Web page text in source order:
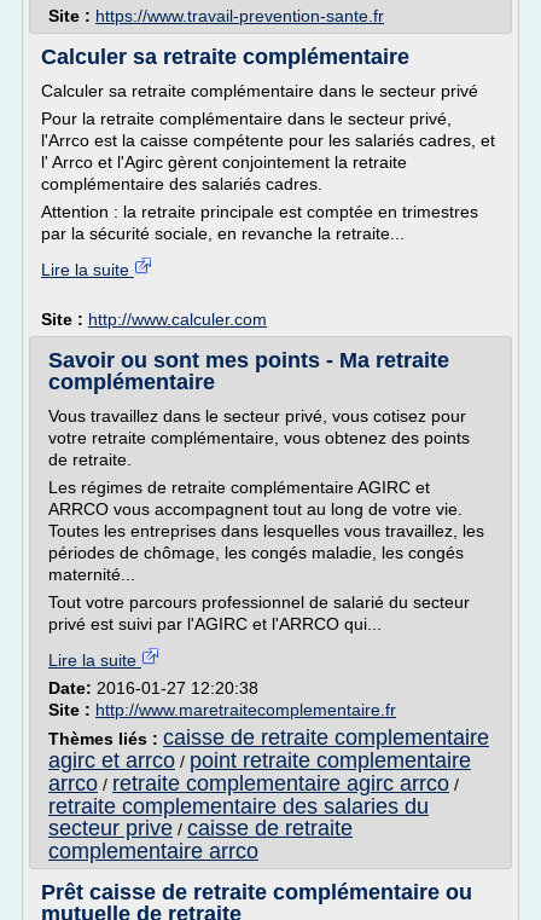
Site : https://www.travail-prevention-sante.fr
Calculer sa retraite complémentaire
Calculer sa retraite complémentaire dans le secteur privé
Pour la retraite complémentaire dans le secteur privé,
l'Arrco est la caisse compétente pour les salariés cadres, et
l' Arrco et l'Agirc gèrent conjointement la retraite
complémentaire des salariés cadres.
Attention : la retraite principale est comptée en trimestres
par la sécurité sociale, en revanche la retraite...
Lire la suite
Site : http://www.calculer.com
Savoir ou sont mes points - Ma retraite
complémentaire
Vous travaillez dans le secteur privé, vous cotisez pour
votre retraite complémentaire, vous obtenez des points
de retraite.
Les régimes de retraite complémentaire AGIRC et
ARRCO vous accompagnent tout au long de votre vie.
Toutes les entreprises dans lesquelles vous travaillez, les
périodes de chômage, les congés maladie, les congés
maternité...
Tout votre parcours professionnel de salarié du secteur
privé est suivi par l'AGIRC et l'ARRCO qui...
Lire la suite
Date: 2016-01-27 12:20:38
Site : http://www.maretraitecomplementaire.fr
Thèmes liés : caisse de retraite complementaire
agirc et arrco / point retraite complementaire
arrco / retraite complementaire agirc arrco /
retraite complementaire des salaries du
secteur prive / caisse de retraite
complementaire arrco
Prêt caisse de retraite complémentaire ou
mutuelle de retraite